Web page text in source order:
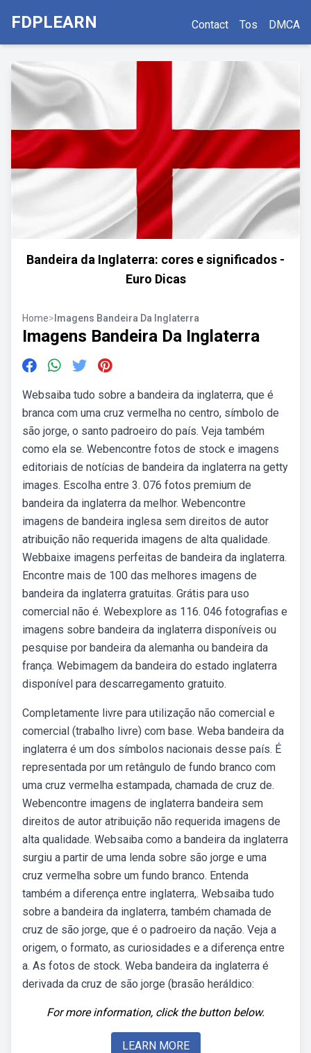
FDPLEARN Contact Tos DMCA
Bandeira da Inglaterra: cores e significados -
Euro Dicas
Home> Imagens Bandeira Da Inglaterra
Imagens Bandeira Da Inglaterra
Websaiba tudo sobre a bandeira da inglaterra, que é
branca com uma cruz vermelha no centro, símbolo de
são jorge, o santo padroeiro do país. Veja também
como ela se. Webencontre fotos de stock e imagens
editoriais de notícias de bandeira da inglaterra na getty
images. Escolha entre 3. 076 fotos premium de
bandeira da inglaterra da melhor. Webencontre
imagens de bandeira inglesa sem direitos de autor
atribuição não requerida imagens de alta qualidade.
Webbaixe imagens perfeitas de bandeira da inglaterra.
Encontre mais de 100 das melhores imagens de
bandeira da inglaterra gratuitas. Grátis para uso
comercial não é. Webexplore as 116. 046 fotografias e
imagens sobre bandeira da inglaterra disponíveis ou
pesquise por bandeira da alemanha ou bandeira da
frança. Webimagem da bandeira do estado inglaterra
disponível para descarregamento gratuito.
Completamente livre para utilização não comercial e
comercial (trabalho livre) com base. Weba bandeira da
inglaterra é um dos símbolos nacionais desse país. É
representada por um retângulo de fundo branco com
uma cruz vermelha estampada, chamada de cruz de.
Webencontre imagens de inglaterra bandeira sem
direitos de autor atribuição não requerida imagens de
alta qualidade. Websaiba como a bandeira da inglaterra
surgiu a partir de uma lenda sobre são jorge e uma
cruz vermelha sobre um fundo branco. Entenda
também a diferença entre inglaterra,. Websaiba tudo
sobre a bandeira da inglaterra, também chamada de
cruz de são jorge, que é o padroeiro da nação. Veja a
origem, o formato, as curiosidades e a diferença entre
a. As fotos de stock. Weba bandeira da inglaterra é
derivada da cruz de são jorge (brasão heráldico:
For more information, click the button below.
LEARN MORE